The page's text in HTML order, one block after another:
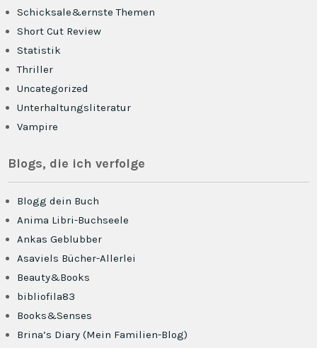
Schicksale&ernste Themen
Short Cut Review
Statistik
Thriller
Uncategorized
Unterhaltungsliteratur
Vampire
Blogs, die ich verfolge
Blogg dein Buch
Anima Libri-Buchseele
Ankas Geblubber
Asaviels Bücher-Allerlei
Beauty&Books
bibliofila83
Books&Senses
Brina’s Diary (Mein Familien-Blog)